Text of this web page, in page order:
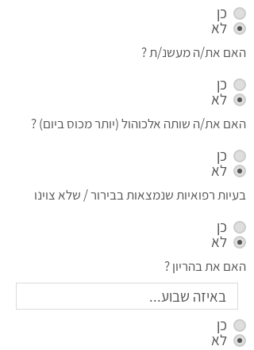
כן
לא
האם את/ה מעשנ/ת ?
כן
לא
האם את/ה שותה אלכוהול (יותר מכוס ביום) ?
כן
לא
בעיות רפואיות שנמצאות בבירור / שלא צוינו
כן
לא
האם את בהריון ?
כן
לא